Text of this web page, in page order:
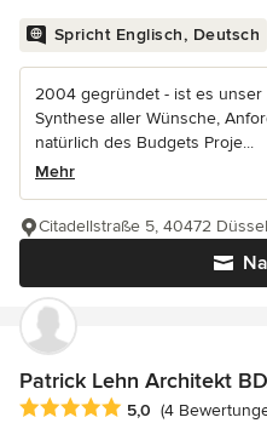
Spricht Englisch, Deutsch
2004 gegründet - ist es
Synthese aller Wünsche,
natürlich des Budgets Proje...
Mehr
Citadellstraße 5, 40472
Patrick Lehn Architekt
Durchschnittliche Bewertung:
5,0 (4